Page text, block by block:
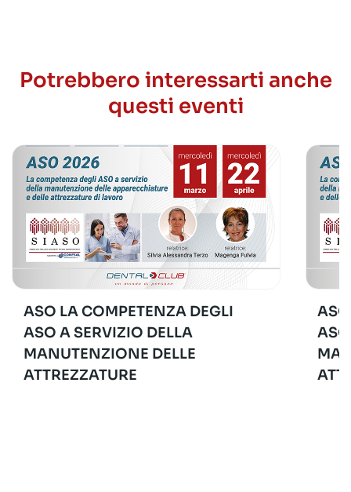
Potrebbero interessarti anche
questi eventi
ASO LA COMPETENZA DEGLI
ASO A SERVIZIO DELLA
MANUTENZIONE DELLE
ATTREZZATURE